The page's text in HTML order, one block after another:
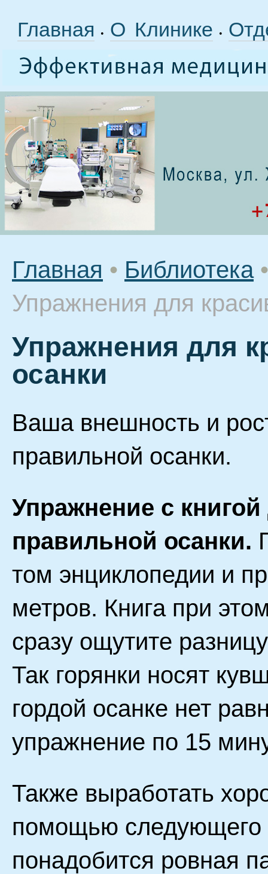
Главная • О Клинике •
Главная • Библиотека •
Упражнения для
Упражнения для
осанки
Ваша внешность и
правильной осанки.
Упражнение с
правильной осанки.
том энциклопедии и
метров. Книга при
сразу ощутите
Так горянки носят
гордой осанке нет
упражнение по 15
Также выработать
помощью следующего
понадобится ровная